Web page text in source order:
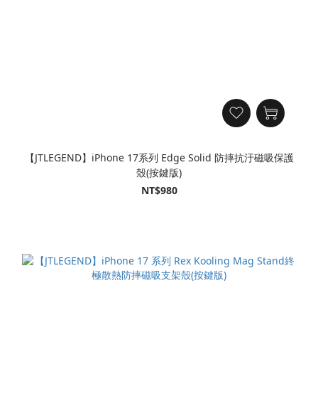
【JTLEGEND】iPhone 17系列 Edge Solid 防摔抗汙磁吸保護
殼(按鍵版)
NT$980